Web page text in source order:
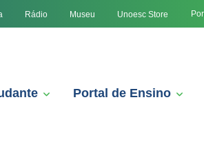
Rádio Museu Unoesc Store
Portal de Ensino